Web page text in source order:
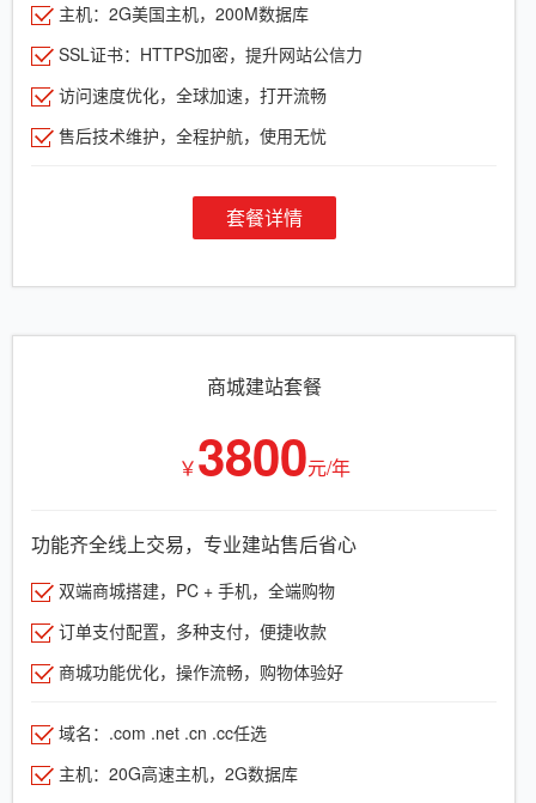
主机：2G美国主机，200M数据库
SSL证书：HTTPS加密，提升网站公信力
访问速度优化，全球加速，打开流畅
售后技术维护，全程护航，使用无忧
套餐详情
商城建站套餐
￥3800元/年
功能齐全线上交易，专业建站售后省心
双端商城搭建，PC + 手机，全端购物
订单支付配置，多种支付，便捷收款
商城功能优化，操作流畅，购物体验好
域名：.com .net .cn .cc任选
主机：20G高速主机，2G数据库